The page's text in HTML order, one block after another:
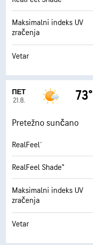
Maksimalni indeks UV
zračenja
Vetar
ПЕТ
21.8.
73°
Pretežno sunčano
RealFeel®
RealFeel Shade™
Maksimalni indeks UV
zračenja
Vetar